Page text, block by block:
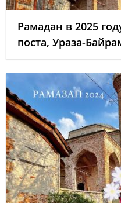
Рамадан в 2025
поста, Ураза-